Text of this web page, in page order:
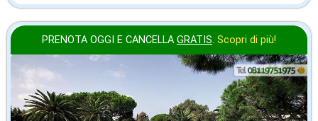
PRENOTA OGGI E CANCELLA GRATIS. Scopri di più!
settembre
in offerta da